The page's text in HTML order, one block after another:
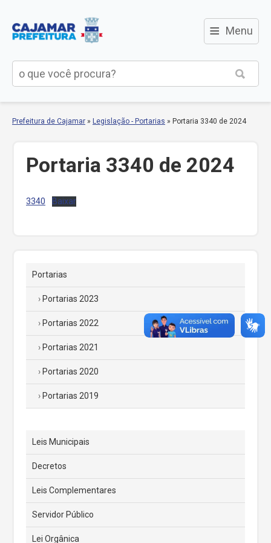
≡ Menu
Prefeitura de Cajamar » Legislação - Portarias » Portaria 3340 de 2024
Portaria 3340 de 2024
3340 Baixar
Portarias
Portarias 2023
Portarias 2022
Portarias 2021
Portarias 2020
Portarias 2019
Leis Municipais
Decretos
Leis Complementares
Servidor Público
Lei Orgânica